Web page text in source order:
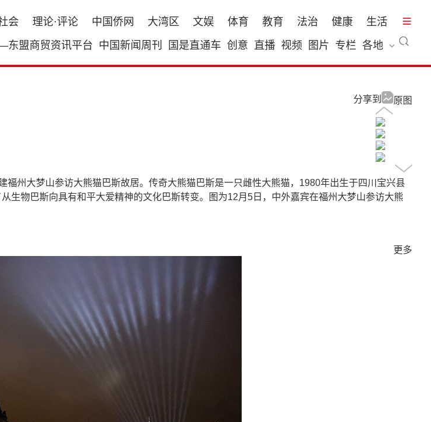
会 理论·评论 中国侨网 大湾区 文娱 体育 教育 法治 健康
生活
东盟商贸资讯平台 中国新闻周刊 国是直通车 创意 直播 视频 图片 专栏 各地
原图
分享到
州大梦山参访大熊猫巴斯故居。传奇大熊猫巴斯是一只雌性大熊猫，1980年出生于四川宝兴县
生物巴斯向具有和平大爱精神的文化巴斯转变。图为12月5日，中外嘉宾在福州大梦山参访大熊
更多